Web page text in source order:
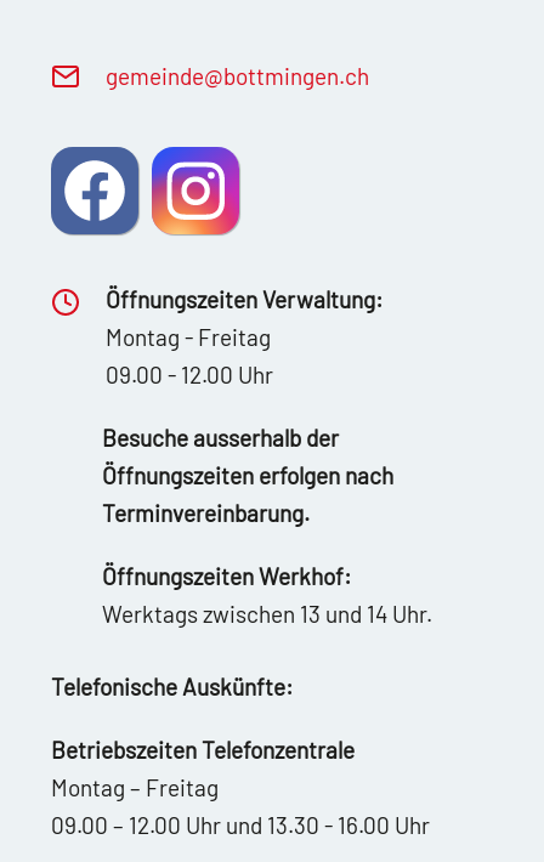
g m nd b ttm ng n ch
Öffnungszeiten Verwaltung:
Montag - Freitag
09.00 - 12.00 Uhr
Besuche ausserhalb der
Öffnungszeiten erfolgen nach
Terminvereinbarung.
Öffnungszeiten Werkhof:
Werktags zwischen 13 und 14 Uhr.
Telefonische Auskünfte:
Betriebszeiten Telefonzentrale
Montag – Freitag
09.00 – 12.00 Uhr und 13.30 - 16.00 Uhr